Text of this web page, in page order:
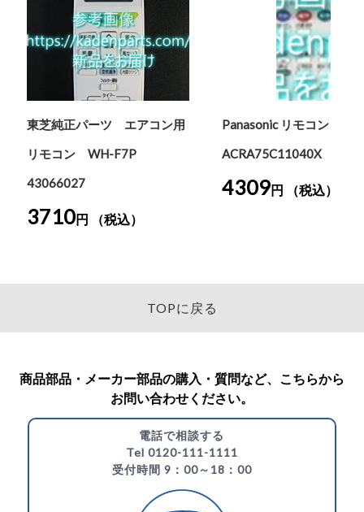
東芝純正パーツ エアコン用
リモコン WH-F7P
43066027
3710円 （税込）
Panasonic リモコン
ACRA75C11040X
4309円 （税込）
TOPに戻る
商品部品・メーカー部品の購入・質問など、こちらから
お問い合わせください。
電話で相談する
Tel 0120-111-1111
受付時間 9：00～18：00